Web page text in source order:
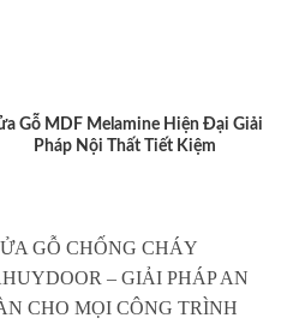
Gỗ MDF Melamine Hiện Đại Giải
Pháp Nội Thất Tiết Kiệm